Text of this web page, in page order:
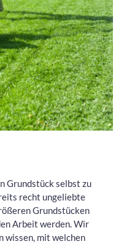
Grundstück selbst zu
recht ungeliebte
Grundstücken
Arbeit werden. Wir
wissen, mit welchen